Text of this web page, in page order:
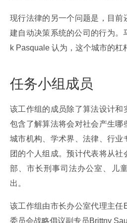
现行法律的另一个问题是，目前
建自动决策系统的公司的行为。
k Pasquale 认为，这个城市的杠
任务小组成员
该工作组的成员除了算法设计和
包含了解算法将会对社会产生哪
城市机构、学术界、法律、行业
团的个人组成。预计代表将从社
部、市长刑事司法办公室、儿
出。
该工作组由市长办公室代理主任
委员会战略倡议副专员Brittny